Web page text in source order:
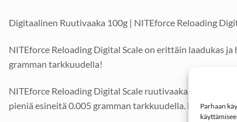
Parhaan
Digitaalinen Ruutivaaka 100g | NITEforce Reloading
NITEforce Reloading Digital Scale on erittäin laadukas
gramman tarkkuudella!
NITEforce Reloading Digital Scale ruutivaaka on
pieniä esineitä 0.005 gramman tarkkuudella. Lukemat